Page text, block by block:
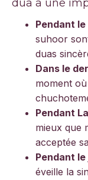
dua a une
Pendant
suhoor
duas
Dans le
moment
Pendant
mieux que
acceptée
Pendant le
éveille la